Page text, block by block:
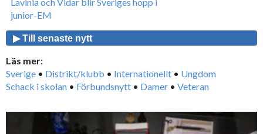
junior-EM
▶ Till senaste nytt
Läs mer:
Sverige • Distrikt/klubb • Internationellt • Ungdom
Schack i skolan • Förbundsnytt • Damer • Veteran